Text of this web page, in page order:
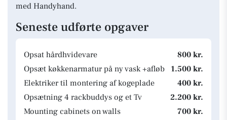
med Handyhand.
Seneste udførte opgaver
Opsat hårdhvidevare
800 kr.
Opsæt køkkenarmatur på ny vask +afløb
1.500 kr.
Elektriker til montering af kogeplade
400 kr.
Opsætning 4 rackbuddys og et Tv
2.200 kr.
Mounting cabinets on walls
700 kr.